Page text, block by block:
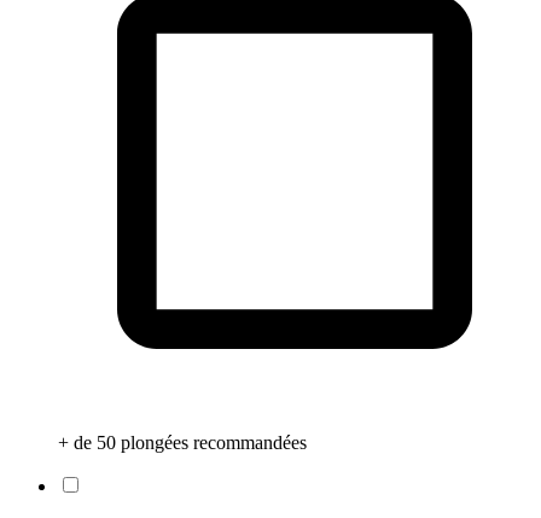
+ de 50 plongées recommandées